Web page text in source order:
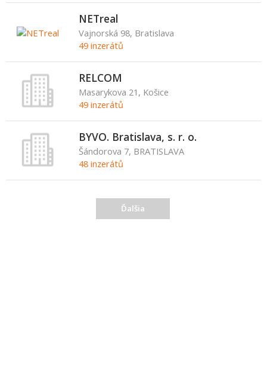
NETreal
Vajnorská 98, Bratislava
49 inzerátů
RELCOM
Masarykova 21, Košice
49 inzerátů
BYVO. Bratislava, s. r. o.
Šándorova 7, BRATISLAVA
48 inzerátů
Ďalšia